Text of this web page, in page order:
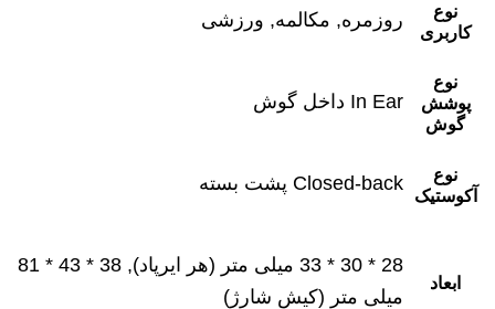
نوع
کاربری
روزمره, مکالمه, ورزشی
نوع
پوشش
گوش
In Ear داخل گوش
نوع
آکوستیک
Closed-back پشت بسته
ابعاد
28 * 30 * 33 میلی ‌متر (هر ایرپاد), 38 * 43 * 81
میلی ‌متر (کیش شارژ)